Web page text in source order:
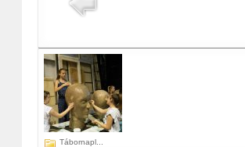
Tábornapl...